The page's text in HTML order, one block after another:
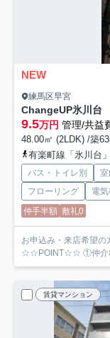
NEW
練馬区早宮
ChangeUP氷川台
9.5万円 管理/共益
48.00㎡ (2LDK) /築
有楽町線「氷川台
バス・トイレ別
フローリング
電
仲手半額 敷礼0
お申込み・来店希望の
☆☆POINT☆☆ ①仲介
賃貸マンション